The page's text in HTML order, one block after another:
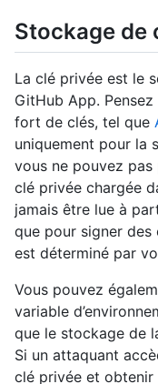
Stockage de
La clé privée est le
GitHub App.
fort de clés, tel que
uniquement pour la
vous ne pouvez
clé privée chargée
jamais être lue à
que pour signer des
est déterminé par
Vous pouvez
variable
que le stockage de
Si un attaquant
clé privée et obtenir